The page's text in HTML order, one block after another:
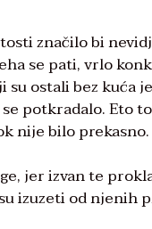
značilo bi
se pati, vrlo
su ostali bez kuća
potkradalo. Eto
nije bilo prekasno.
jer izvan te
izuzeti od njenih